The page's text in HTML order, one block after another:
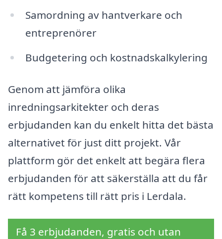
Samordning av hantverkare och
entreprenörer
Budgetering och kostnadskalkylering
Genom att jämföra olika
inredningsarkitekter och deras
erbjudanden kan du enkelt hitta det bästa
alternativet för just ditt projekt. Vår
plattform gör det enkelt att begära flera
erbjudanden för att säkerställa att du får
rätt kompetens till rätt pris i Lerdala.
Få 3 erbjudanden, gratis och utan